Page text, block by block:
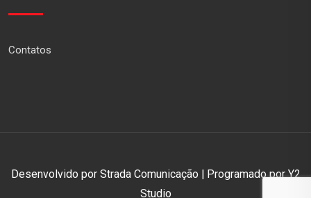
Contatos
Desenvolvido por Strada Comunicação | Programado por Y2
Studio